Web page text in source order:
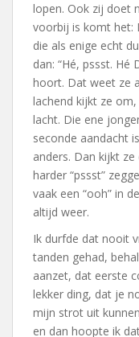
lopen. Ook zij doet
voorbij is komt het:
die als enige echt
dan: “Hé, pssst. Hé
hoort. Dat weet ze
lachend kijkt ze
lacht. Die ene
seconde aandacht
anders. Dan kijkt
harder “pssst”
vaak een “ooh” in
altijd weer.
Ik durfde dat nooit
tanden gehad,
aanzet, dat eerste
lekker ding, dat je
mijn strot uit
en dan hoopte ik